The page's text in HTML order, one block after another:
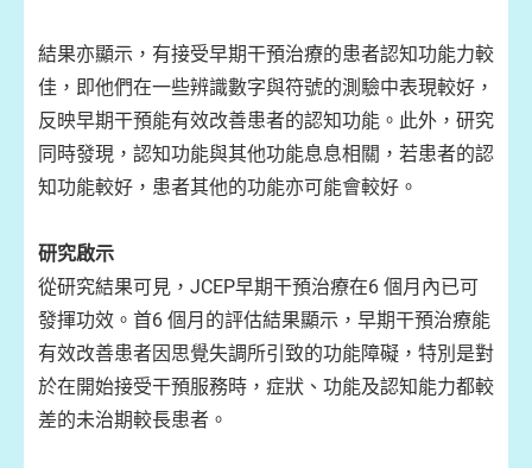
結果亦顯示，有接受早期干預治療的患者認知功能力較
佳，即他們在一些辨識數字與符號的測驗中表現較好，
反映早期干預能有效改善患者的認知功能。此外，研究
同時發現，認知功能與其他功能息息相關，若患者的認
知功能較好，患者其他的功能亦可能會較好。
研究啟示
從研究結果可見，JCEP早期干預治療在6 個月內已可
發揮功效。首6 個月的評估結果顯示，早期干預治療能
有效改善患者因思覺失調所引致的功能障礙，特別是對
於在開始接受干預服務時，症狀、功能及認知能力都較
差的未治期較長患者。